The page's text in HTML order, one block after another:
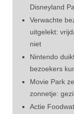
Disneyland
Verwachte
uitgelekt:
niet
Nintendo
bezoekers
Movie Park
zonnetje:
Actie